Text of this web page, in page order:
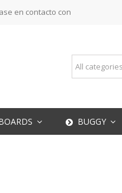
en contacto con
BUGGY